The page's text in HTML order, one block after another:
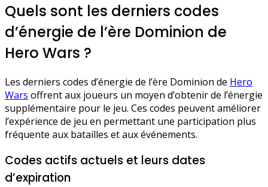
Quels sont les derniers codes
d’énergie de l’ère Dominion de
Hero Wars ?
Les derniers codes d’énergie de l’ère Dominion de Hero
Wars offrent aux joueurs un moyen d’obtenir de l’énergie
supplémentaire pour le jeu. Ces codes peuvent améliorer
l’expérience de jeu en permettant une participation plus
fréquente aux batailles et aux événements.
Codes actifs actuels et leurs dates
d’expiration